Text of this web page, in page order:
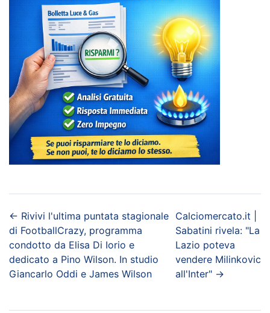
← Rivivi l'ultima puntata stagionale
di FootballCrazy, programma
condotto da Elisa Di Iorio e
dedicato a Pino Wilson. In studio
Giancarlo Oddi e James Wilson
Calciomercato.it |
Sabatini rivela: "La
Lazio poteva
vendere Milinkovic
all'Inter"→